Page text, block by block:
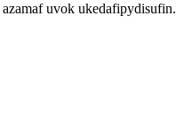
uvok ukedafipydisufin.